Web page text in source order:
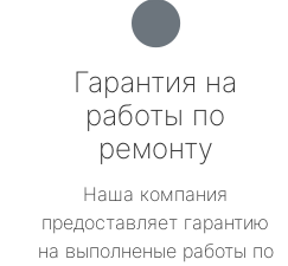
Гарантия на
работы по
ремонту
Наша компания
предоставляет гарантию
на выполненые работы по